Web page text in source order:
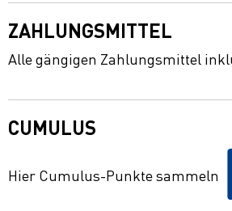
ZAHLUNGSMITTEL
Alle gängigen Zahlungsmittel
CUMULUS
Hier Cumulus-Punkte sammeln